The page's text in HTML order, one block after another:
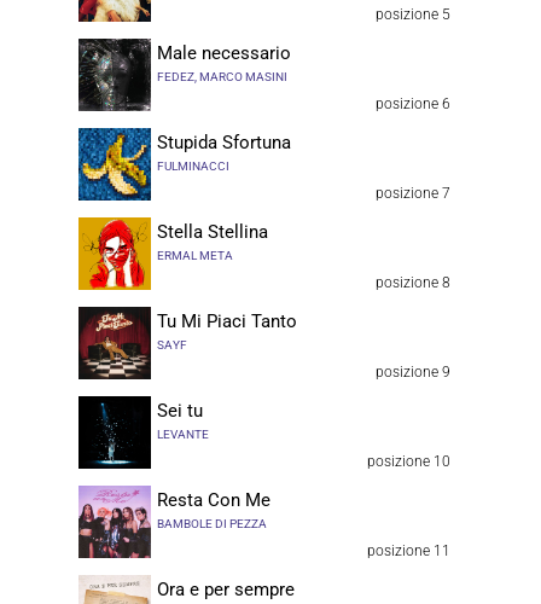
posizione 5
Male necessario
FEDEZ, MARCO MASINI
posizione 6
Stupida Sfortuna
FULMINACCI
posizione 7
Stella Stellina
ERMAL META
posizione 8
Tu Mi Piaci Tanto
SAYF
posizione 9
Sei tu
LEVANTE
posizione 10
Resta Con Me
BAMBOLE DI PEZZA
posizione 11
Ora e per sempre